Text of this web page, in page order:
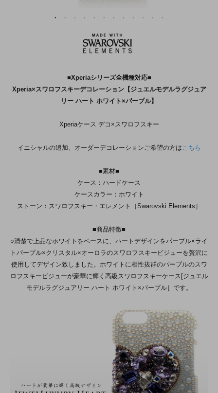
■Xperiaシリーズ全機種対応■
Xperia×スワロフスキーデコレーション【ジュエルモデルラグジュア
リー ハート ホワイト×パープル】
Xperiaケース デコ×スワロフスキー
イニシャルの追加、オーダーデコレーションご希望の方はこちら
■素材■
ケース：ハードケース
ケースカラー：ホワイト
ストーン：スワロフスキー・エレメント［Swarovski Elements］
■商品特徴■
○清楚で上品なホワイトをベースに、ハートデザインをパープル×ライ
トパープル×クリスタル×オーロラのスワロフスキービジューを贅沢に
使用してデザイン致しました。ホワイトに相性抜群のパープルのスワ
ロフスキービジューが豪華に輝く高級スワロフスキーケース[ジュエル
モデルラグジュアリー ハート ホワイト×パープル］です。